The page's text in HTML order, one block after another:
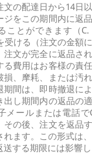
文の配達日から14日
ジをこの期間内に返
ことができます（
受ける（注文の金額
注文が完全に返品さ
る費用はお客様の責
損、摩耗、または汚
期間は、即時撤退に
出し期間内の返品の
メールまたは電話
その後、注文を返品
れます。この形式は
する期限には影響し